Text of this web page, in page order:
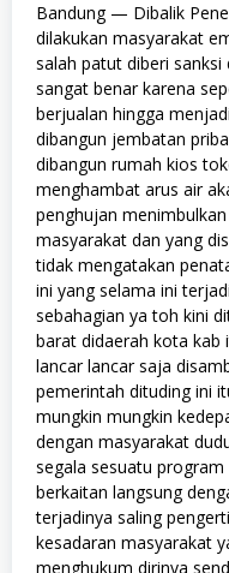
Bandung — Dibalik
dilakukan masyarakat
salah patut diberi
sangat benar karena
berjualan hingga
dibangun jembatan
dibangun rumah kios
menghambat arus air
penghujan
masyarakat dan yang
tidak mengatakan
ini yang selama ini
sebahagian ya toh kini
barat didaerah kota kab
lancar lancar saja
pemerintah dituding ini
mungkin mungkin
dengan masyarakat
segala sesuatu
berkaitan langsung
terjadinya saling
kesadaran masyarakat
menghukum dirinya